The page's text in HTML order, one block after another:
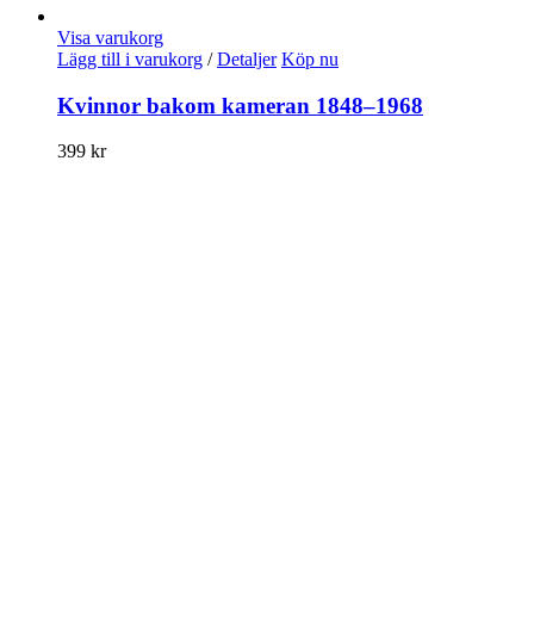
Visa varukorg
Lägg till i varukorg / Detaljer Köp nu
Kvinnor bakom kameran 1848–1968
399 kr